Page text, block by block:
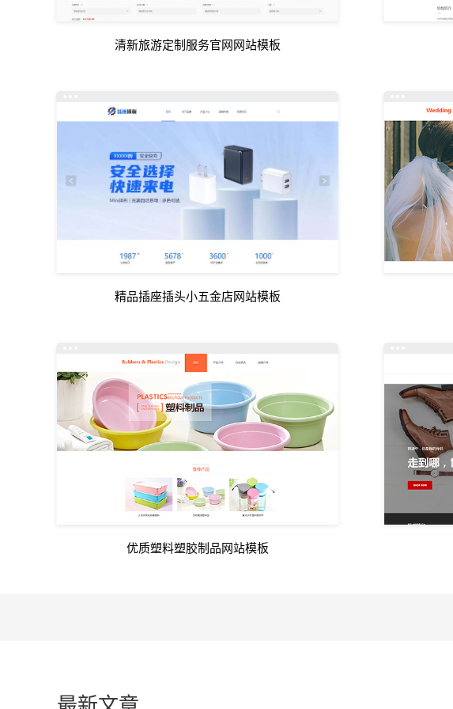
清新旅游定制服务官网网站模板
精品插座插头小五金店网站模板
优质塑料塑胶制品网站模板